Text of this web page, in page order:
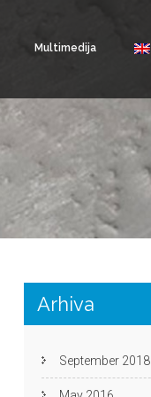
Multimedija
Arhiva
September 2018